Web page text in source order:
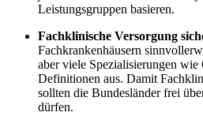
Leistungsgruppen basieren.
Fachklinische Versorgung
Fachkrankenhäusern
aber viele Spezialisierungen
Definitionen aus. Damit
sollten die Bundesländer frei
dürfen.